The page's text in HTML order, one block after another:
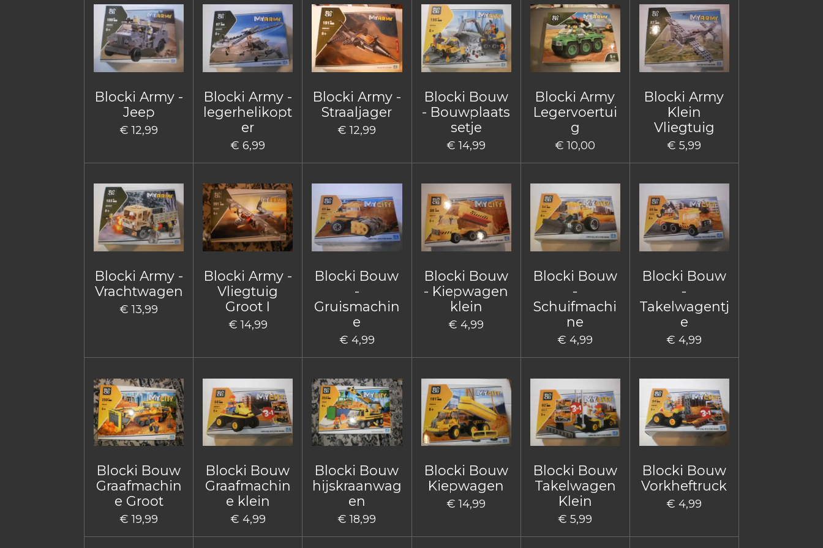
Blocki Army -
Jeep
€ 12,99
Blocki Army -
legerhelikopt
er
€ 6,99
Blocki Army -
Straaljager
€ 12,99
Blocki Bouw
- Bouwplaats
setje
€ 14,99
Blocki Army
Legervoertui
g
€ 10,00
Blocki Army
Klein
Vliegtuig
€ 5,99
Blocki Army -
Vrachtwagen
€ 13,99
Blocki Army -
Vliegtuig
Groot I
€ 14,99
Blocki Bouw
-
Gruismachin
e
€ 4,99
Blocki Bouw
- Kiepwagen
klein
€ 4,99
Blocki Bouw
-
Schuifmachi
ne
€ 4,99
Blocki Bouw
-
Takelwagentj
e
€ 4,99
Blocki Bouw
Graafmachin
e Groot
€ 19,99
Blocki Bouw
Graafmachin
e klein
€ 4,99
Blocki Bouw
hijskraanwag
en
€ 18,99
Blocki Bouw
Kiepwagen
€ 14,99
Blocki Bouw
Takelwagen
Klein
€ 5,99
Blocki Bouw
Vorkheftruck
€ 4,99